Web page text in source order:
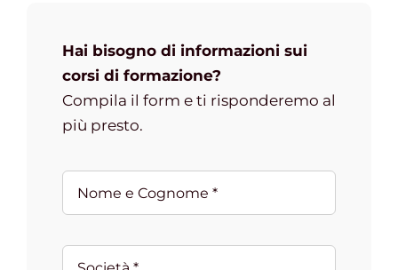
Hai bisogno di informazioni sui
corsi di formazione?
Compila il form e ti risponderemo al
più presto.